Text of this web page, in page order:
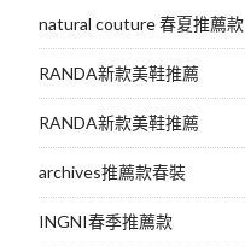
natural couture 春夏推薦款
RANDA新款美鞋推薦
RANDA新款美鞋推薦
archives推薦款春裝
INGNI春季推薦款